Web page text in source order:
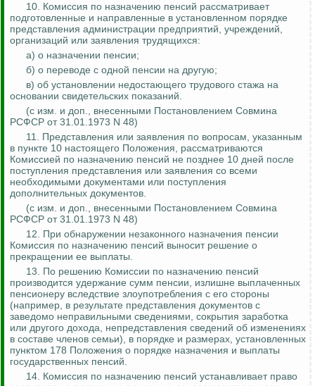
10. Комиссия по назначению пенсий рассматривает
подготовленные и направленные в установленном порядке
представления администрации предприятий, учреждений,
организаций или заявления трудящихся:
а) о назначении пенсии;
б) о переводе с одной пенсии на другую;
в) об установлении недостающего трудового стажа на
основании свидетельских показаний.
(с изм. и доп., внесенными Постановлением Совмина
РСФСР от 31.01.1973 N 48)
11. Представления или заявления по вопросам, указанным
в пункте 10 настоящего Положения, рассматриваются
Комиссией по назначению пенсий не позднее 10 дней после
поступления представления или заявления со всеми
необходимыми документами или поступления
дополнительных документов.
(с изм. и доп., внесенными Постановлением Совмина
РСФСР от 31.01.1973 N 48)
12. При обнаружении незаконного назначения пенсии
Комиссия по назначению пенсий выносит решение о
прекращении ее выплаты.
13. По решению Комиссии по назначению пенсий
производится удержание сумм пенсии, излишне выплаченных
пенсионеру вследствие злоупотребления с его стороны
(например, в результате представления документов с
заведомо неправильными сведениями, сокрытия заработка
или другого дохода, непредставления сведений об изменениях
в составе членов семьи), в порядке и размерах, установленных
пунктом 178 Положения о порядке назначения и выплаты
государственных пенсий.
14. Комиссия по назначению пенсий устанавливает право